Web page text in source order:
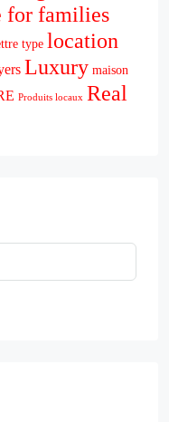
for families
type location
Luxury maison
Produits locaux Real